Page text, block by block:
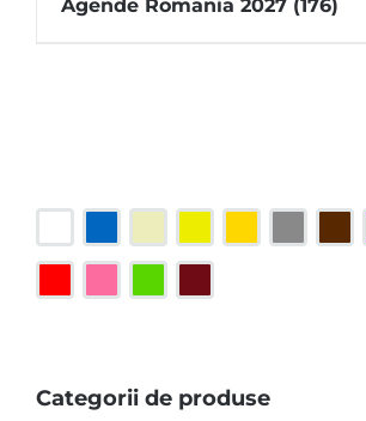
Agende Romania 2027 (176)
Categorii de produse